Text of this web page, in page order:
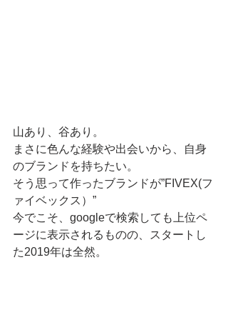
山あり、谷あり。
まさに色んな経験や出会いから、自身
のブランドを持ちたい。
そう思って作ったブランドが”FIVEX(フ
ァイベックス）”
今でこそ、googleで検索しても上位ペ
ージに表示されるものの、スタートし
た2019年は全然。